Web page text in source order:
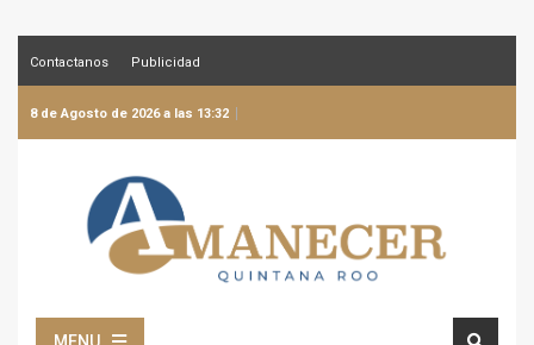
Contactanos Publicidad
8 de Agosto de 2026 a las 13:32
MENU